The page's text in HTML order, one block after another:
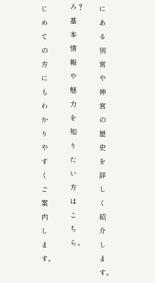
じ
め
て
の
方
に
も
わ
か
り
や
す
く
ご
案
内
し
ま
す。
ろ？
基
本
情
報
や
魅
力
を
知
り
た
い
方
は
こ
ち
ら。
に
あ
る
別
宮
や
神
宮
の
歴
史
を
詳
し
く
紹
介
し
ま
す。